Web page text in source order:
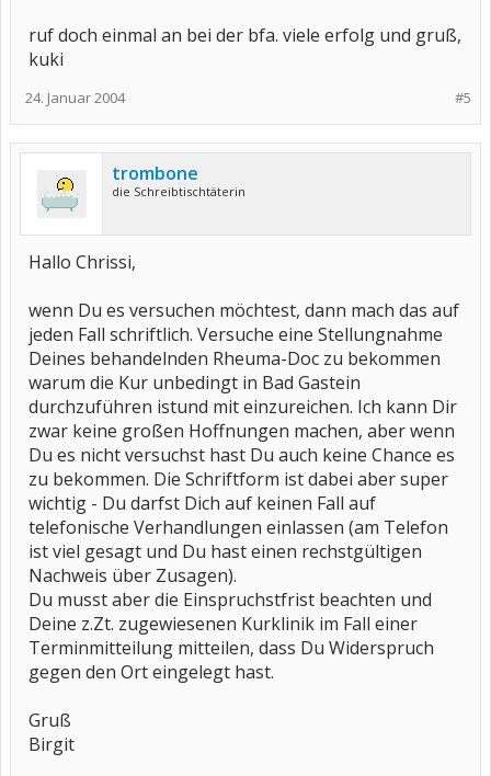
ruf doch einmal an bei der bfa. viele erfolg und gruß,
kuki
#5
24. Januar 2004
trombone
die Schreibtischtäterin
Hallo Chrissi,
wenn Du es versuchen möchtest, dann mach das auf
jeden Fall schriftlich. Versuche eine Stellungnahme
Deines behandelnden Rheuma-Doc zu bekommen
warum die Kur unbedingt in Bad Gastein
durchzuführen istund mit einzureichen. Ich kann Dir
zwar keine großen Hoffnungen machen, aber wenn
Du es nicht versuchst hast Du auch keine Chance es
zu bekommen. Die Schriftform ist dabei aber super
wichtig - Du darfst Dich auf keinen Fall auf
telefonische Verhandlungen einlassen (am Telefon
ist viel gesagt und Du hast einen rechstgültigen
Nachweis über Zusagen).
Du musst aber die Einspruchstfrist beachten und
Deine z.Zt. zugewiesenen Kurklinik im Fall einer
Terminmitteilung mitteilen, dass Du Widerspruch
gegen den Ort eingelegt hast.
Gruß
Birgit